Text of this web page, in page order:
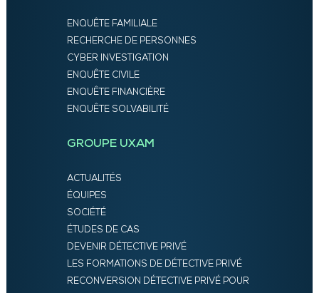
ENQUÊTE FAMILIALE
RECHERCHE DE PERSONNES
CYBER INVESTIGATION
ENQUÊTE CIVILE
ENQUÊTE FINANCIÈRE
ENQUÊTE SOLVABILITÉ
GROUPE UXAM
ACTUALITÉS
ÉQUIPES
SOCIÉTÉ
ÉTUDES DE CAS
DEVENIR DÉTECTIVE PRIVÉ
LES FORMATIONS DE DÉTECTIVE PRIVÉ
RECONVERSION DÉTECTIVE PRIVÉ POUR